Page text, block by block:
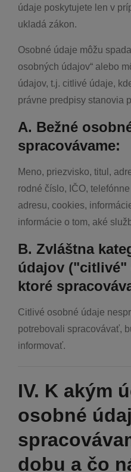
údaje poskytujete len v
ukladá zákon.
Osobné údaje môžu
osobných údajov“ alebo
údajov, t.j. citlivé údaje,
právne predpisy stanovia
A. Bežné
spracovávame:
Meno, priezvisko, titul,
rodné číslo, IČO,
adresu, cookies,
informácie o tom, aké
B. Zvláštna
údajov ("citlivé"
ktoré
Citlivé osobné údaje
potrebovali spracovávať,
informovať.
IV. K akým
osobné
dobu a čo